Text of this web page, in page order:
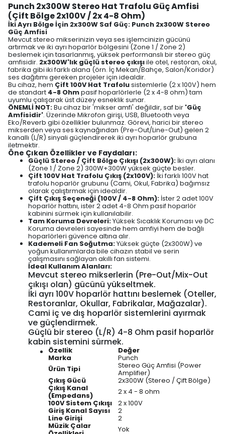
Punch 2x300W Stereo Hat Trafolu Güç Amfisi
(Çift Bölge 2x100V / 2x 4-8 Ohm)
İki Ayrı Bölge İçin 2x300W Saf Güç: Punch 2x300W Stereo
Güç Amfisi
Mevcut stereo mikserinizin veya ses işlemcinizin gücünü
artırmak ve iki ayrı hoparlör bölgesini (Zone 1 / Zone 2)
beslemek için tasarlanmış, yüksek performanslı bir stereo güç
amfisidir. 2x300W'lık güçlü stereo çıkışıile otel, restoran, okul,
fabrika gibi iki farklı alana (örn. İç Mekan/Bahçe, Salon/Koridor)
ses dağıtımı gereken projeler için idealdir.
Bu cihaz, hem Çift 100V Hat Trafolusistemlerle (2 x 100V) hem
de standart 4-8 Ohmpasif hoparlörlerle (2 x 4-8 ohm) tam
uyumlu çalışarak üst düzey esneklik sunar.
ÖNEMLİ NOT:Bu cihaz bir 'mikser amfi' değildir, saf bir 'Güç
Amfisidir'. Üzerinde Mikrofon girişi, USB, Bluetooth veya
Eko/Reverb gibi özellikler bulunmaz. Görevi, harici bir stereo
mikserden veya ses kaynağından (Pre-Out/Line-Out) gelen 2
kanallı (L/R) sinyali güçlendirerek iki ayrı hoparlör grubuna
iletmektir.
Öne Çıkan Özellikler ve Faydaları:
Güçlü Stereo / Çift Bölge Çıkışı (2x300W): İki ayrı alanı
(Zone 1 / Zone 2) 300W+300W yüksek güçte besler.
Çift 100V Hat Trafolu Çıkış (2x100V): İki farklı 100V hat
trafolu hoparlör grubunu (Cami, Okul, Fabrika) bağımsız
olarak çalıştırmak için idealdir.
Çift Çıkış Seçeneği (100V / 4-8 Ohm): İster 2 adet 100V
hoparlör hattını, ister 2 adet 4-8 Ohm pasif hoparlör
kabinini sürmek için kullanılabilir.
Tam Koruma Devreleri:Yüksek Sıcaklık Koruması ve DC
Koruma devreleri sayesinde hem amfiyi hem de bağlı
hoparlörleri güvence altına alır.
Kademeli Fan Soğutma:Yüksek güçte (2x300W) ve
yoğun kullanımlarda bile cihazın stabil ve serin
çalışmasını sağlayan akıllı fan sistemi.
İdeal Kullanım Alanları:
Mevcut stereo mikserlerin (Pre-Out/Mix-Out
çıkışı olan) gücünü yükseltmek.
İki ayrı 100V hoparlör hattını beslemek (Oteller,
Restoranlar, Okullar, Fabrikalar, Mağazalar).
Cami iç ve dış hoparlör sistemlerini ayırmak
ve güçlendirmek.
Güçlü bir stereo (L/R) 4-8 Ohm pasif hoparlör
kabin sistemini sürmek.
Özellik Değer
Marka
Punch
Ürün Tipi
Stereo Güç Amfisi (Power
Amplifier)
Çıkış Gücü 2x300W (Stereo / Çift Bölge)
Çıkış Kanal
(Empedans)
2 x 4 - 8 ohm
100V Sistem Çıkışı
2 x 100V
Giriş Kanal Sayısı 2
Line Girişi 2
Müzik Çalar
Yok